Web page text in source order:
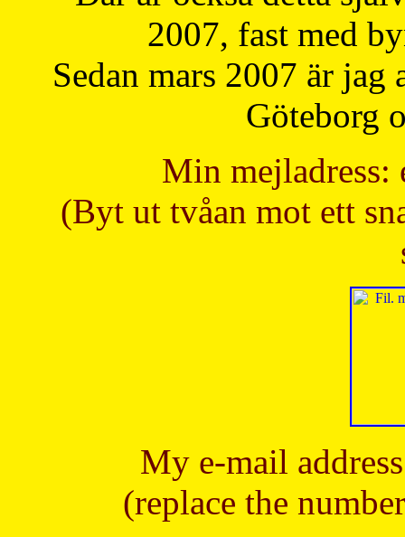
2007, fast med
Sedan mars 2007 är
Göteborg
Min mejladress:
(Byt ut tvåan mot ett
My e-mail
(replace the